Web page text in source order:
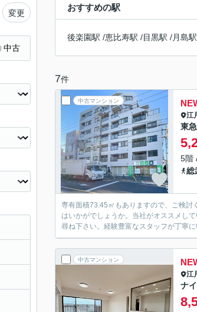
おすすめの駅
後楽園駅 /恵比寿駅 /目黒駅 /月島駅
7件
中古マンション
江
東
5階
総
専有面積73.45㎡もありますので、ご検
はいかがでしょうか。当社がオススメし
尋ね下さい。経験豊富なスタッフが丁寧に
中古マンション
江
ナ
変更
中古